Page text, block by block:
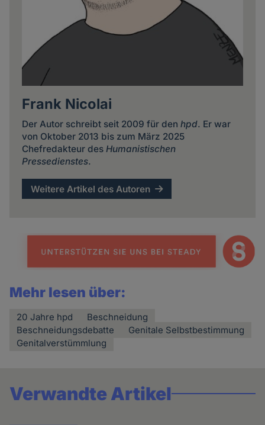
Frank Nicolai
Der Autor schreibt seit 2009 für den hpd. Er war
von Oktober 2013 bis zum März 2025
Chefredakteur des Humanistischen
Pressedienstes.
Weitere Artikel des Autoren
Mehr lesen über:
20 Jahre hpd
Beschneidung
Beschneidungsdebatte
Genitale Selbstbestimmung
Genitalverstümmlung
Verwandte Artikel